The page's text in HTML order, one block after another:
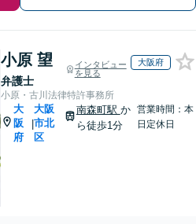
小原 望
弁護士
インタビュー
を見る
大阪府
小原・古川法律特許事務所
大
阪
府
|
大阪
市北
区
南森町駅 か
ら徒歩1分
営業時間：本
日定休日